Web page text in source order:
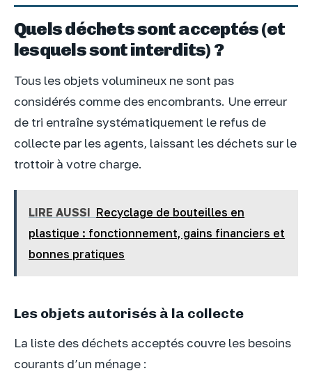
Quels déchets sont acceptés (et
lesquels sont interdits) ?
Tous les objets volumineux ne sont pas
considérés comme des encombrants. Une erreur
de tri entraîne systématiquement le refus de
collecte par les agents, laissant les déchets sur le
trottoir à votre charge.
LIRE AUSSI Recyclage de bouteilles en
plastique : fonctionnement, gains financiers et
bonnes pratiques
Les objets autorisés à la collecte
La liste des déchets acceptés couvre les besoins
courants d’un ménage :